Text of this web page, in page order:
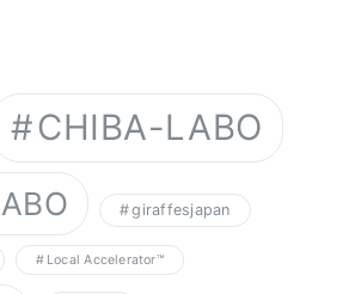
CHIBA-LABO
giraffesjapan
Local Accelerator™︎